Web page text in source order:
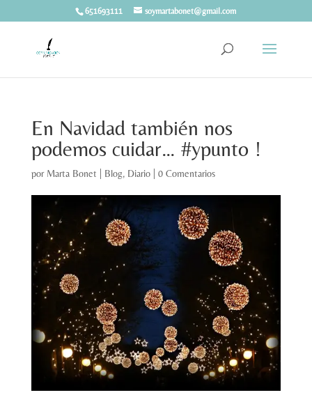
651693111 soymartabonet@gmail.com
En Navidad también nos
podemos cuidar… #ypunto !
por Marta Bonet Blog, Diario| 0 Comentarios